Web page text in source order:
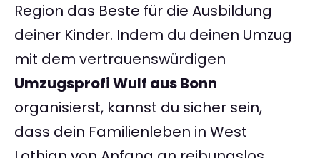
Region das Beste für die Ausbildung
deiner Kinder. Indem du deinen Umzug
mit dem vertrauenswürdigen
Umzugsprofi Wulf aus Bonn
organisierst, kannst du sicher sein,
dass dein Familienleben in West